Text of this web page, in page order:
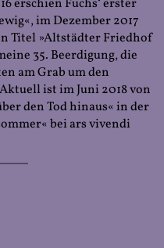
erschien Fuchs‘ erster
im Dezember 2017
Titel »Altstädter Friedhof
35. Beerdigung, die
am Grab um den
ist im Juni 2018 von
den Tod hinaus« in der
bei ars vivendi